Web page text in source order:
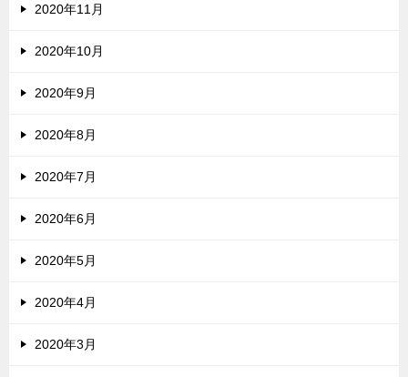
2020年11月
2020年10月
2020年9月
2020年8月
2020年7月
2020年6月
2020年5月
2020年4月
2020年3月